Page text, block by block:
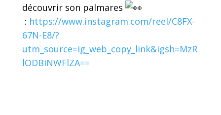
découvrir son palmares
: https://www.instagram.com/reel/C8FX-
67N-E8/?
utm_source=ig_web_copy_link&igsh=MzR
lODBiNWFlZA==